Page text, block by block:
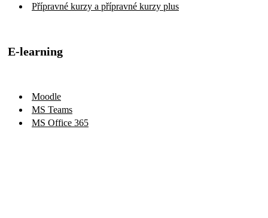
Přípravné kurzy a přípravné kurzy plus
E-learning
Moodle
MS Teams
MS Office 365